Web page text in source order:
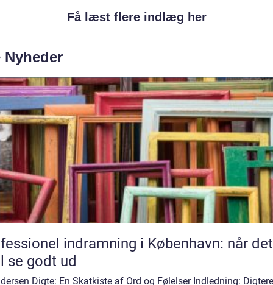
Få læst flere indlæg her
Nyheder
indramning i København: når det
se godt ud
Digte: En Skatkiste af Ord og Følelser Indledning: